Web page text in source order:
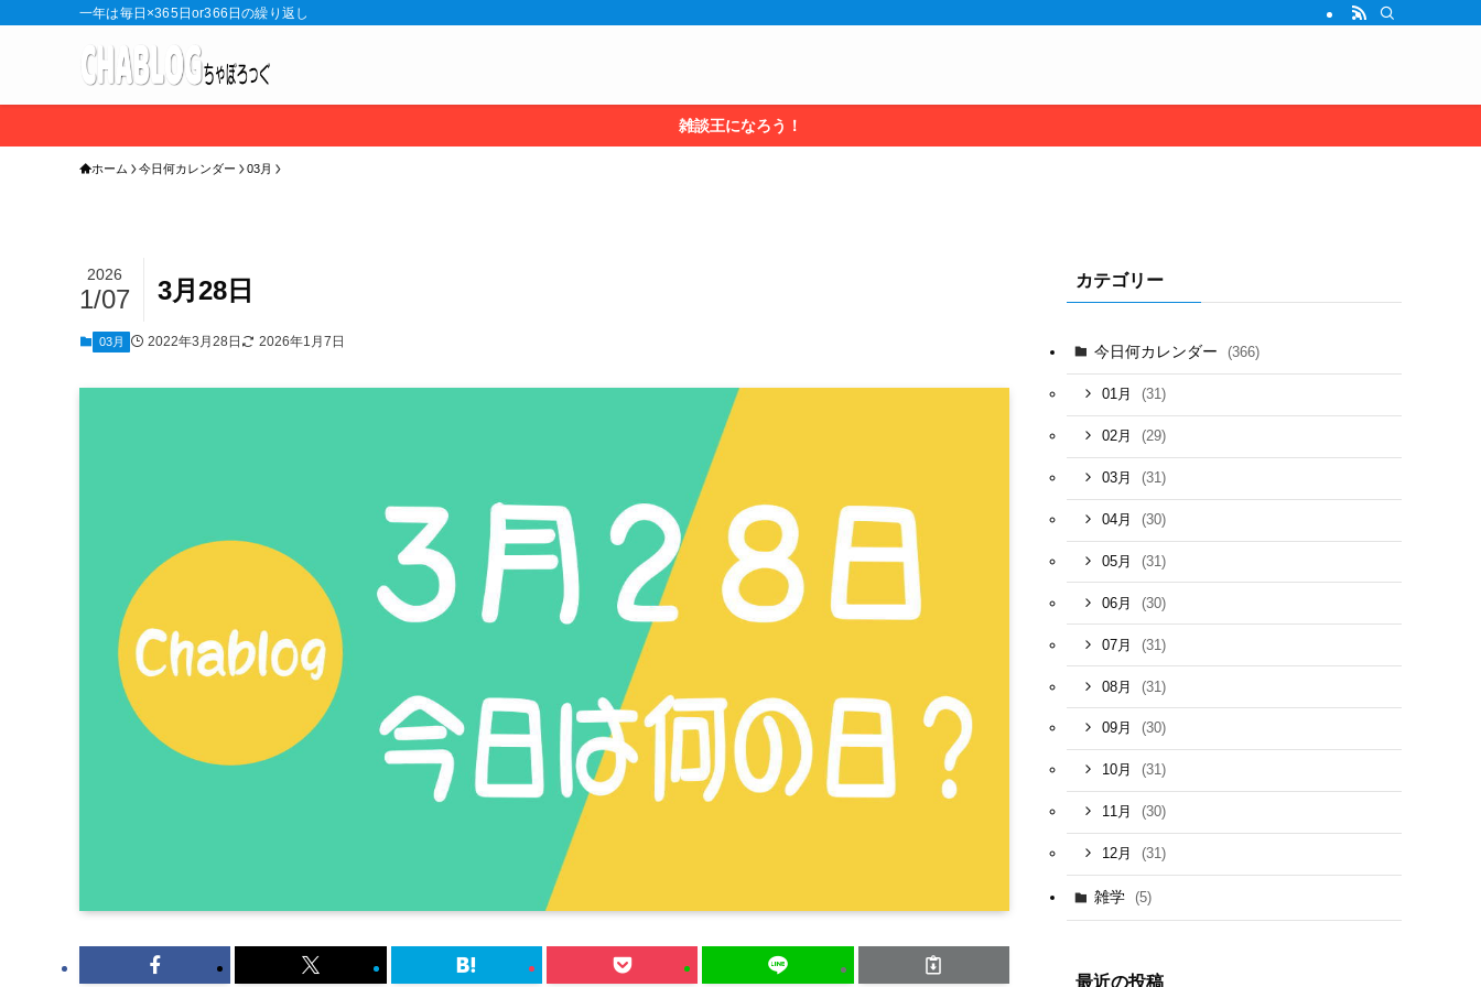
一年は毎日×365日or366日の繰り返し
雑談王になろう！
ホーム 今日何カレンダー 03月
3月28日
2026
1/07
03月 2022年3月28日 2026年1月7日
カテゴリー
今日何カレンダー (366)
01月 (31)
02月 (29)
03月 (31)
04月 (30)
05月 (31)
06月 (30)
07月 (31)
08月 (31)
09月 (30)
10月 (31)
11月 (30)
12月 (31)
雑学 (5)
最近の投稿